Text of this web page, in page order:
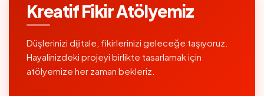
Kreatif Fikir Atölyemiz
Düşlerinizi dijitale, fikirlerinizi geleceğe taşıyoruz.
Hayalinizdeki projeyi birlikte tasarlamak için
atölyemize her zaman bekleriz.